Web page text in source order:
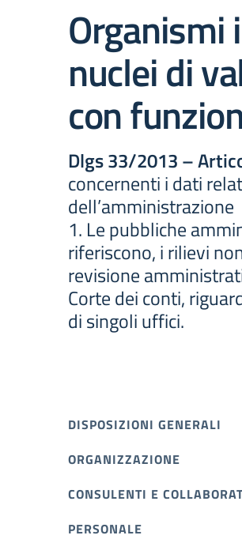
Organismi
nuclei di
con
Dlgs 33/2013 –
concernenti i dati
dell’amministrazione
1. Le pubbliche
riferiscono, i rilievi
revisione
Corte dei conti,
di singoli uffici.
DISPOSIZIONI GENERALI
ORGANIZZAZIONE
CONSULENTI E
PERSONALE